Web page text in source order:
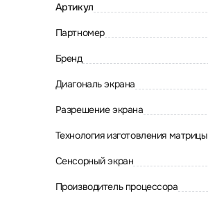
Артикул
Партномер
Бренд
Диагональ экрана
Разрешение экрана
Технология изготовления матрицы
Сенсорный экран
Производитель процессора